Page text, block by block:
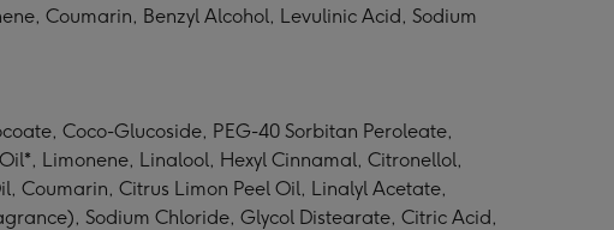
Coumarin, Benzyl Alcohol, Levulinic Acid, Sodium
Coco-Glucoside, PEG-40 Sorbitan Peroleate,
Limonene, Linalool, Hexyl Cinnamal, Citronellol,
Coumarin, Citrus Limon Peel Oil, Linalyl Acetate,
Sodium Chloride, Glycol Distearate, Citric Acid,